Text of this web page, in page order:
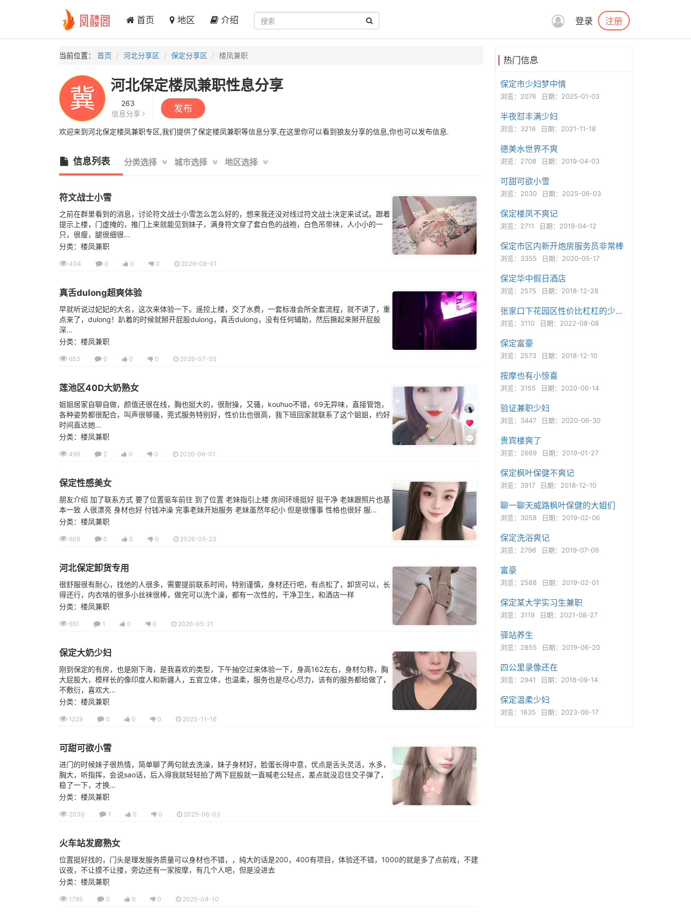
首页 地区 介绍 登录 注册
当前位置： 首页 河北分享区 保定分享区 楼凤兼职
冀 河北保定楼凤兼职性息分享
263
信息分享
发布
欢迎来到河北保定楼凤兼职专区,我们提供了保定楼凤兼职等信息分享,在这里你可以看到狼友分享的信息,你也可以发布信息.
信息列表 分类选择 城市选择 地区选择
符文战士小雪
之前在群里看到的消息，讨论符文战士小雪怎么怎么好的，想来我还没对线过符文战士决定来试试。跟着
提示上楼，门虚掩的，推门上来就能见到妹子，满身符文穿了套白色的战袍，白色吊带袜，人小小的一
只，很瘦，腿很细很...
分类：楼凤兼职
404 0 0 0 2026-08-01
真舌dulong超爽体验
早就听说过妃妃的大名，这次来体验一下。遥控上楼，交了水费，一套标准会所全套流程，就不讲了，重
点来了，dulong！趴着的时候就掰开屁股dulong，真舌dulong，没有任何辅助，然后撅起来掰开屁股
深...
分类：楼凤兼职
653 0 0 0 2026-07-05
莲池区40D大奶熟女
姐姐居家自聊自做，颜值还很在线，胸也挺大的，很耐操，又骚，kouhuo不错，69无异味，直接管饱，
各种姿势都很配合，叫声很够骚，莞式服务特别好，性价比也很高，我下班回家就联系了这个姐姐，约好
时间直达她...
分类：楼凤兼职
499 2 0 0 2026-06-01
保定性感美女
朋友介绍 加了联系方式 要了位置驱车前往 到了位置 老妹指引上楼 房间环境挺好 挺干净 老妹跟照片也基
本一致 人很漂亮 身材也好 付钱冲澡 完事老妹开始服务 老妹虽然年纪小 但是很懂事 性格也很好 服...
分类：楼凤兼职
608 0 0 0 2026-05-23
河北保定卸货专用
很舒服很有耐心，找他的人很多，需要提前联系时间，特别谨慎，身材还行吧，有点松了，卸货可以，长
得还行，内衣啥的很多小丝袜很棒，做完可以洗个澡，都有一次性的，干净卫生，和酒店一样
分类：楼凤兼职
651 1 0 0 2026-05-21
保定大奶少妇
刚到保定的有房，也是刚下海，是我喜欢的类型，下午抽空过来体验一下，身高162左右，身材匀称，胸
大屁股大，模样长的像印度人和新疆人，五官立体，也温柔，服务也是尽心尽力，该有的服务都给做了，
不敷衍，喜欢大...
分类：楼凤兼职
1229 0 0 0 2025-11-16
可甜可欲小雪
进门的时候妹子很热情，简单聊了两句就去洗澡，妹子身材好，脸蛋长得中意，优点是舌头灵活，水多，
胸大，听指挥，会说sao话，后入得我就轻轻拍了两下屁股就一直喊老公轻点，差点就没忍住交子弹了，
稳了一下，才换...
分类：楼凤兼职
2030 1 0 0 2025-06-03
火车站发廊熟女
位置挺好找的，门头是理发服务质量可以身材也不错，，纯大的话是200，400有项目，体验还不错，1000的就是多了点前戏，不建
议夜，不让摸不让搂，旁边还有一家按摩，有几个人吧，但是没进去
分类：楼凤兼职
1785 0 0 0 2025-04-10
热门信息
保定市少妇梦中情
浏览：2076 日期：2025-01-03
半夜怼丰满少妇
浏览：3216 日期：2021-11-18
德美水世界不爽
浏览：2708 日期：2019-04-03
可甜可欲小雪
浏览：2030 日期：2025-06-03
保定楼凤不爽记
浏览：2711 日期：2019-04-12
保定市区内新开炮房服务员非常棒
浏览：3355 日期：2020-05-17
保定华中假日酒店
浏览：2575 日期：2018-12-28
张家口下花园区性价比杠杠的少妇熟女一枚
浏览：3110 日期：2022-08-08
保定富豪
浏览：2573 日期：2018-12-10
按摩也有小惊喜
浏览：3155 日期：2020-06-14
验证兼职少妇
浏览：3447 日期：2020-06-30
贵宾楼爽了
浏览：2669 日期：2019-01-27
保定枫叶保健不爽记
浏览：3917 日期：2018-12-10
聊一聊天威路枫叶保健的大姐们
浏览：3058 日期：2019-02-06
保定洗浴爽记
浏览：2796 日期：2019-07-09
富豪
浏览：2588 日期：2019-02-01
保定某大学实习生兼职
浏览：3119 日期：2021-08-27
驿站养生
浏览：2855 日期：2019-06-20
四公里录像还在
浏览：2941 日期：2018-09-14
保定温柔少妇
浏览：1835 日期：2023-06-17